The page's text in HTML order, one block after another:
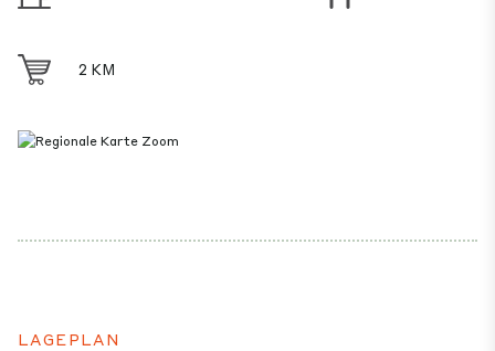
2 KM
LAGEPLAN